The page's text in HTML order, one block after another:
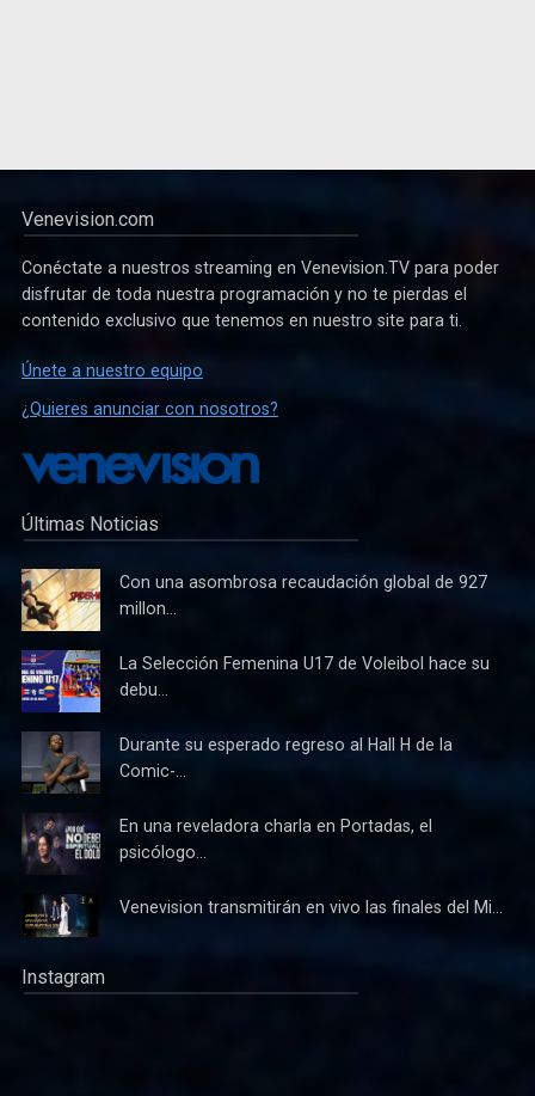
Venevision.com
Conéctate a nuestros streaming en Venevision.TV para poder
disfrutar de toda nuestra programación y no te pierdas el
contenido exclusivo que tenemos en nuestro site para ti.
Únete a nuestro equipo
¿Quieres anunciar con nosotros?
Últimas Noticias
Con una asombrosa recaudación global de 927
millon...
La Selección Femenina U17 de Voleibol hace su
debu...
Durante su esperado regreso al Hall H de la
Comic-...
En una reveladora charla en Portadas, el
psicólogo...
Venevision transmitirán en vivo las finales del Mi...
Instagram